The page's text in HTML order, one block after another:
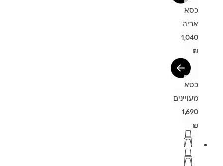
כסא
אריה
1,040
₪
כסא
מעויינים
1,690
₪